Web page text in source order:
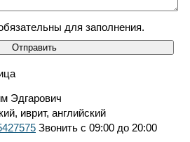
для заполнения.
Эдгарович
иврит, английский
Звонить с 09:00 до 20:00